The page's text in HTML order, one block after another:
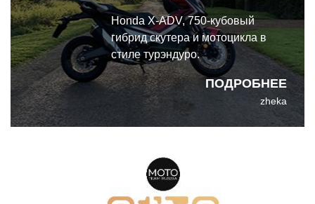
ПОДРОБНЕЕ
Honda X-ADV, 750-кубовый
гибрид скутера и мотоцикла в
стиле турэндуро.
zheka